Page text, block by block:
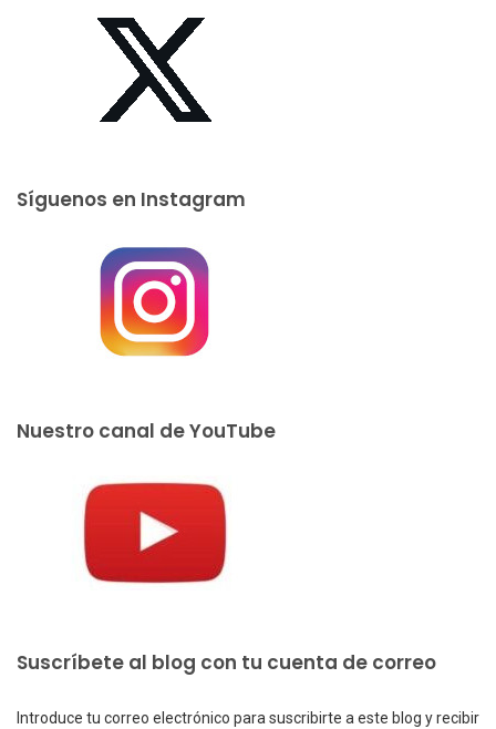
Síguenos en Instagram
Nuestro canal de YouTube
Suscríbete al blog con tu cuenta de correo
Introduce tu correo electrónico para suscribirte a este blog y recibir